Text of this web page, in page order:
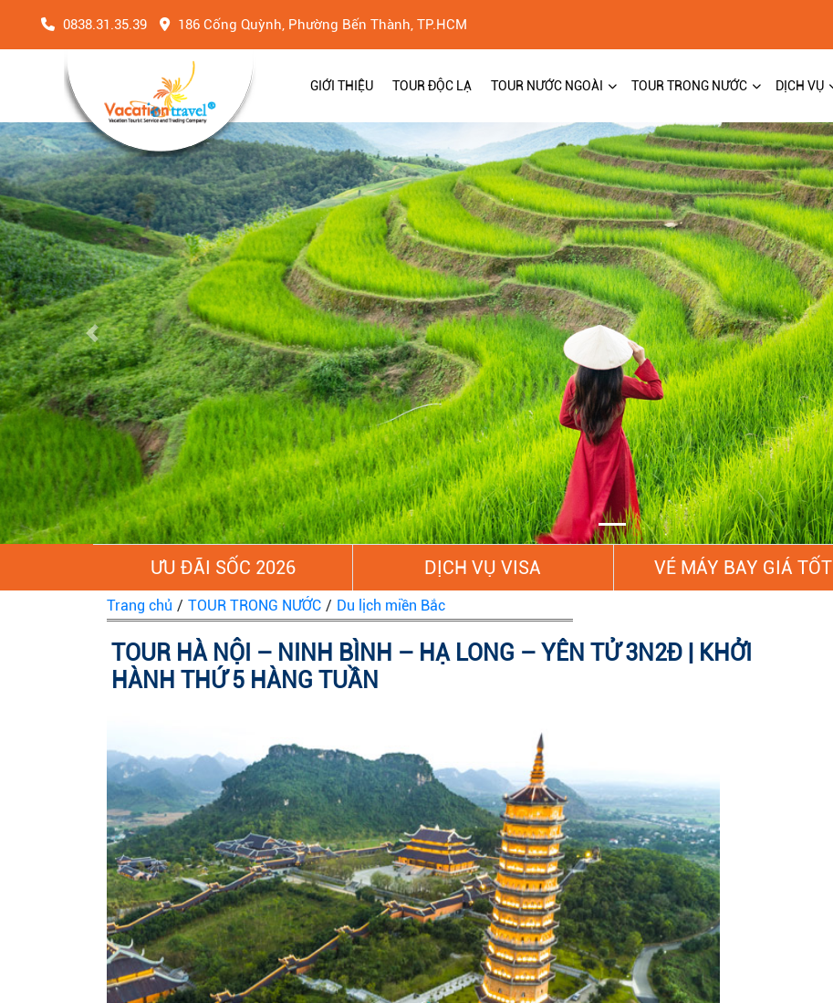
0838.31.35.39 186 Cống Quỳnh, Phường Bến Thành, TP.HCM
GIỚI THIỆU TOUR ĐỘC LẠ TOUR NƯỚC NGOÀI TOUR TRONG NƯỚC DỊCH VỤ
Previous
ƯU ĐÃI SỐC 2026 DỊCH VỤ VISA VÉ MÁY BAY GIÁ TỐT
Trang chủ / TOUR TRONG NƯỚC / Du lịch miền Bắc
TOUR HÀ NỘI – NINH BÌNH – HẠ LONG – YÊN TỬ 3N2Đ | KHỞI
HÀNH THỨ 5 HÀNG TUẦN